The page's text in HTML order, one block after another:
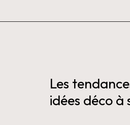
Les
idées déco à